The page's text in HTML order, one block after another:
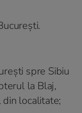
spre Sibiu
la Blaj,
localitate;